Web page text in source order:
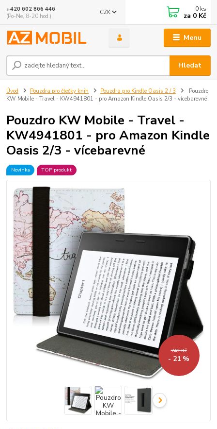
Menu
CZK
Hledat
+420 602 866 446
(Po-Ne, 8-20 hod.)
0 ks
za 0 Kč
Úvod Pouzdra pro čtečky knih Pouzdra pro Kindle Oasis 2 / 3
Pouzdro
KW Mobile - Travel - KW4941801 - pro Amazon Kindle Oasis 2/3 - vícebarevné
Pouzdro KW Mobile - Travel -
KW4941801 - pro Amazon Kindle
Oasis 2/3 - vícebarevné
Novinka TOP produkt
749 Kč
- 21 %